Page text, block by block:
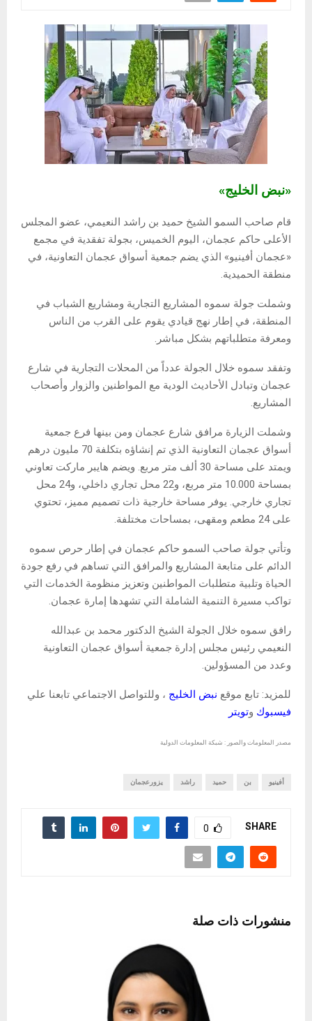
«نبض الخليج»
قام صاحب السمو الشيخ حميد بن راشد النعيمي، عضو المجلس
الأعلى حاكم عجمان، اليوم الخميس، بجولة تفقدية في مجمع
«عجمان أفينيو» الذي يضم جمعية أسواق عجمان التعاونية، في
منطقة الحميدية.
وشملت جولة سموه المشاريع التجارية ومشاريع الشباب في
المنطقة، في إطار نهج قيادي يقوم على القرب من الناس
ومعرفة متطلباتهم بشكل مباشر.
وتفقد سموه خلال الجولة عدداً من المحلات التجارية في شارع
عجمان وتبادل الأحاديث الودية مع المواطنين والزوار وأصحاب
المشاريع.
وشملت الزيارة مرافق شارع عجمان ومن بينها فرع جمعية
أسواق عجمان التعاونية الذي تم إنشاؤه بتكلفة 70 مليون درهم
ويمتد على مساحة 30 ألف متر مربع. ويضم هايبر ماركت تعاوني
بمساحة 10.000 متر مربع، و22 محل تجاري داخلي، و24 محل
تجاري خارجي. يوفر مساحة خارجية ذات تصميم مميز، تحتوي
على 24 مطعم ومقهى، بمساحات مختلفة.
وتأتي جولة صاحب السمو حاكم عجمان في إطار حرص سموه
الدائم على متابعة المشاريع والمرافق التي تساهم في رفع جودة
الحياة وتلبية متطلبات المواطنين وتعزيز منظومة الخدمات التي
تواكب مسيرة التنمية الشاملة التي تشهدها إمارة عجمان.
رافق سموه خلال الجولة الشيخ الدكتور محمد بن عبدالله
النعيمي رئيس مجلس إدارة جمعية أسواق عجمان التعاونية
وعدد من المسؤولين.
للمزيد: تابع موقع نبض الخليج ، وللتواصل الاجتماعي تابعنا علي
فيسبوك وتويتر
مصدر المعلومات والصور : شبكة المعلومات الدولية
أفينيو بن حميد راشد يزورعجمان
SHARE
0
منشورات ذات صلة